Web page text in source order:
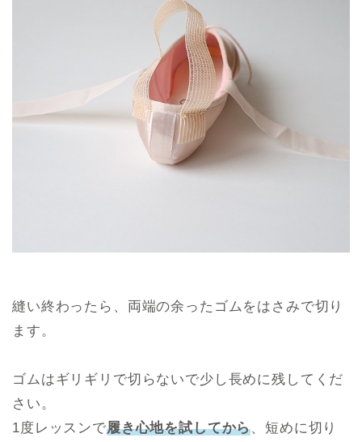
縫い終わったら、両端の余ったゴムをはさみで切り
ます。
ゴムはギリギリで切らないで少し長めに残してくだ
さい。
1度レッスンで履き心地を試してから、短めに切り